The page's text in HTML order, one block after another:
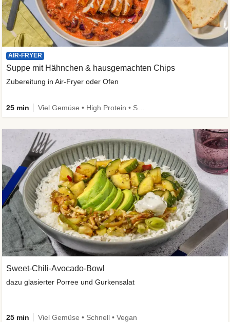
AIR-FRYER
Suppe mit Hähnchen & hausgemachten Chips
Zubereitung in Air-Fryer oder Ofen
25 min
Sweet-Chili-Avocado-Bowl
dazu glasierter Porree und Gurkensalat
25 min Viel Gemüse • Schnell • Vegan